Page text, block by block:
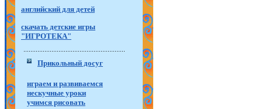
английский для детей
скачать детские игры
"ИГРОТЕКА"
Прикольный досуг
играем и развиваемся
нескучные уроки
учимся рисовать